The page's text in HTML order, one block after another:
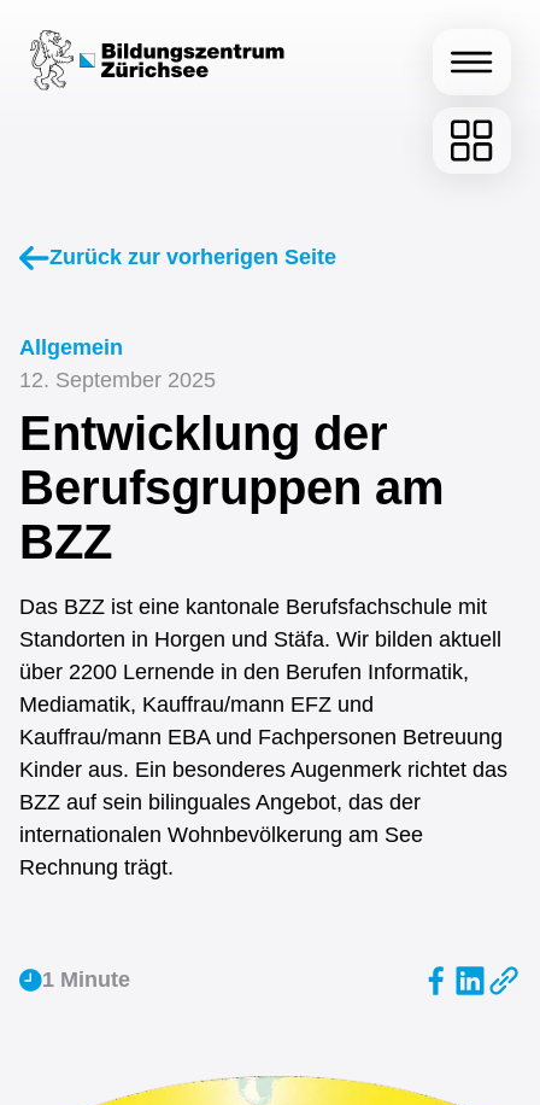
Informatik
Ausbildung
Fachperson Betreuung
Kinder
Me­dia­ma­tik
Unterstützungsangebote
Das BZZ
Zurück zur vorherigen Seite
Allgemein
12. September 2025
Entwicklung der
Berufsgruppen am
BZZ
Das BZZ ist eine kantonale Berufsfachschule mit
Standorten in Horgen und Stäfa. Wir bilden aktuell
über 2200 Lernende in den Berufen Informatik,
Mediamatik, Kauffrau/mann EFZ und
Kauffrau/mann EBA und Fachpersonen Betreuung
Kinder aus. Ein besonderes Augenmerk richtet das
BZZ auf sein bilinguales Angebot, das der
internationalen Wohnbevölkerung am See
Rechnung trägt.
1 Minute